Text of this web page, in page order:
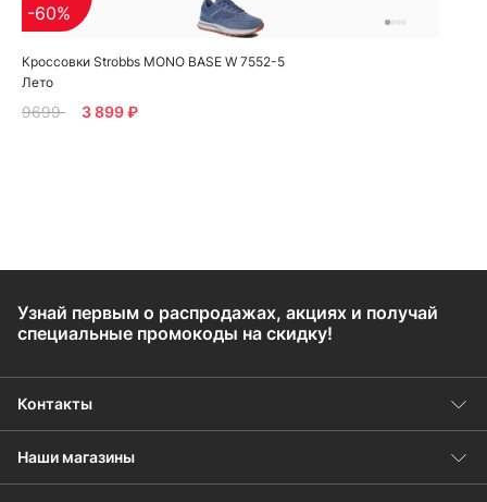
Кроссовки Strobbs MONO BASE W 7552-5
Лето
-60%
9699 3 899 ₽
Узнай первым о распродажах, акциях и получай
специальные промокоды на скидку!
Контакты
Наши магазины